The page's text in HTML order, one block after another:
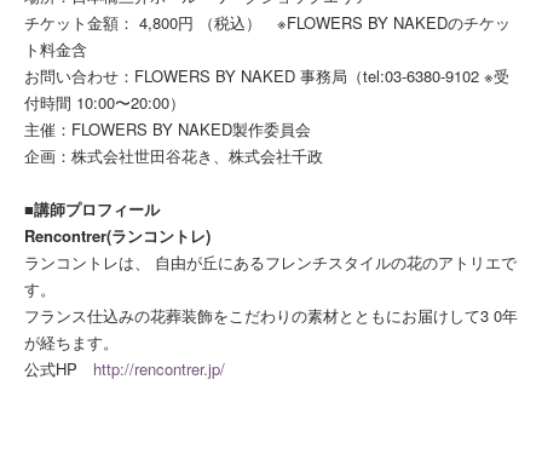
チケット金額： 4,800円 （税込） ※FLOWERS BY NAKEDのチケッ
ト料金含
お問い合わせ：FLOWERS BY NAKED 事務局（tel:03-6380-9102 ※受
付時間 10:00〜20:00）
主催：FLOWERS BY NAKED製作委員会
企画：株式会社世田谷花き、株式会社千政
■講師プロフィール
Rencontrer(ランコントレ)
ランコントレは、 自由が丘にあるフレンチスタイルの花のアトリエで
す。
フランス仕込みの花葬装飾をこだわりの素材とともにお届けして3 0年
が経ちます。
公式HP http://rencontrer.jp/